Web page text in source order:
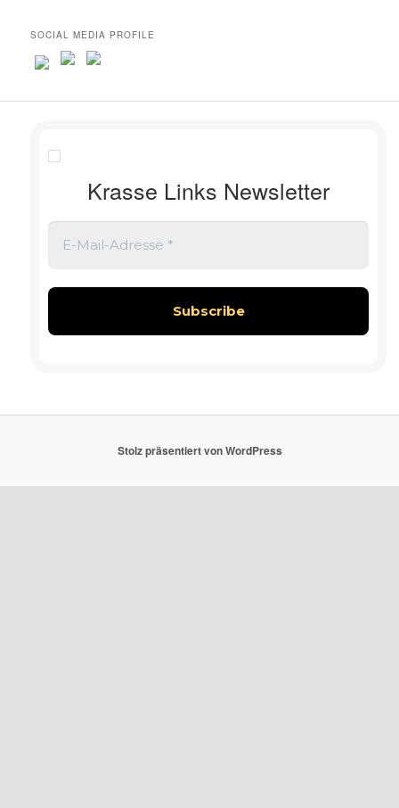
SOCIAL MEDIA PROFILE
Krasse Links Newsletter
Stolz präsentiert von WordPress